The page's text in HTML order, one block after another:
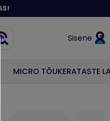
Otsi Sisene
MICRO TÕUKERATASTE